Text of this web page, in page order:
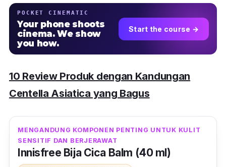
POCKET CINEMATIC
Your phone shoots
cinema. We show
you how.
Start the course →
10 Review Produk dengan Kandungan
Centella Asiatica yang Bagus
MENGANDUNG KOMPONEN PENTING UNTUK KULIT
SENSITIF DAN BERJERAWAT
Innisfree Bija Cica Balm (40 ml)